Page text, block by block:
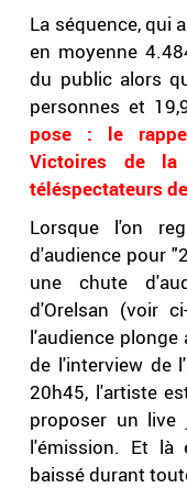
La séquence, qui
en moyenne
du public alors
personnes et
pose : le
Victoires de
téléspectateurs
Lorsque l'on
d'audience pour
une chute
d'Orelsan (voir
l'audience plonge
de l'interview de
20h45, l'artiste
proposer un live
l'émission. Et là
baissé durant